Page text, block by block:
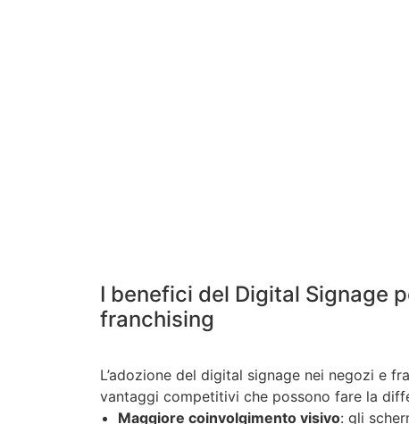
I benefici del Digital Signage
franchising
L’adozione del digital signage nei negozi e
vantaggi competitivi che possono fare la
Maggiore coinvolgimento visivo: gli